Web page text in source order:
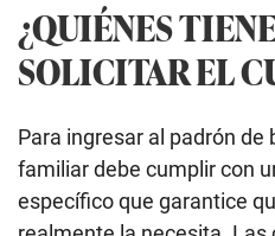
¿QUIÉNES
SOLICITAR EL
Para ingresar al padrón de
familiar debe cumplir con
específico que garantice